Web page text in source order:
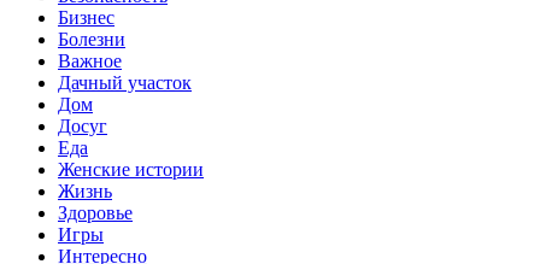
Бизнес
Болезни
Важное
Дачный участок
Дом
Досуг
Еда
Женские истории
Жизнь
Здоровье
Игры
Интересно